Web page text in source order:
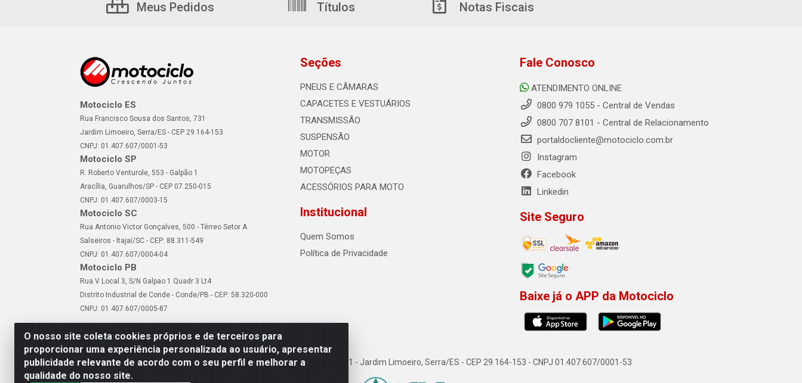
O nosso site coleta cookies próprios e de terceiros para
proporcionar uma experiência personalizada ao usuário, apresentar
publicidade relevante de acordo com o seu perfil e melhorar a
qualidade do nosso site.
Meus Pedidos Títulos Notas Fiscais
Motociclo ES
Rua Francisco Sousa dos Santos, 731
Jardim Limoeiro, Serra/ES - CEP 29.164-153
CNPJ: 01.407.607/0001-53
Motociclo SP
R. Roberto Venturole, 553 - Galpão 1
Aracília, Guarulhos/SP - CEP 07.250-015
CNPJ: 01.407.607/0003-15
Motociclo SC
Rua Antonio Victor Gonçalves, 500 - Térreo Setor A
Salseiros - Itajaí/SC - CEP: 88.311-549
CNPJ: 01.407.607/0004-04
Motociclo PB
Rua V Local 3, S/N Galpao 1 Quadr 3 Lt4
Distrito Industrial de Conde - Conde/PB - CEP: 58.320-000
CNPJ: 01.407.607/0005-87
Seções
PNEUS E CÂMARAS
CAPACETES E VESTUÁRIOS
TRANSMISSÃO
SUSPENSÃO
MOTOR
MOTOPEÇAS
ACESSÓRIOS PARA MOTO
Institucional
Quem Somos
Política de Privacidade
Fale Conosco
ATENDIMENTO ONLINE
0800 979 1055 - Central de Vendas
0800 707 8101 - Central de Relacionamento
portaldocliente@motociclo.com.br
Instagram
Facebook
Linkedin
Site Seguro
Baixe já o APP da Motociclo
Motociclo - Rua Francisco Sousa dos Santos, 731 - Jardim Limoeiro, Serra/ES - CEP 29.164-153 - CNPJ 01.407.607/0001-53